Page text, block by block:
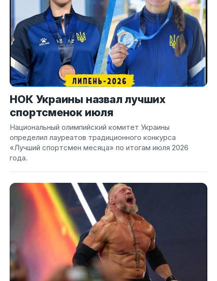
НОК Украины назвал лучших
спортсменок июля
Национальный олимпийский комитет Украины
определил лауреатов традиционного конкурса
«Лучший спортсмен месяца» по итогам июля 2026
года.